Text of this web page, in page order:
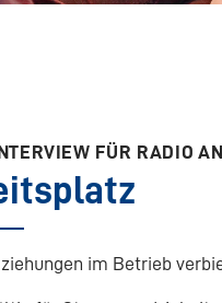
FÜR RADIO
im Betrieb